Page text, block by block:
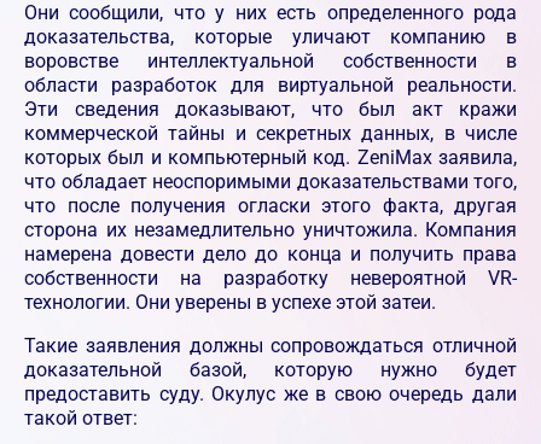
Они сообщили, что у них есть определенного рода
доказательства, которые уличают компанию в
воровстве интеллектуальной собственности в
области разработок для виртуальной реальности.
Эти сведения доказывают, что был акт кражи
коммерческой тайны и секретных данных, в числе
которых был и компьютерный код. ZeniMax заявила,
что обладает неоспоримыми доказательствами того,
что после получения огласки этого факта, другая
сторона их незамедлительно уничтожила. Компания
намерена довести дело до конца и получить права
собственности на разработку невероятной VR-
технологии. Они уверены в успехе этой затеи.
Такие заявления должны сопровождаться отличной
доказательной базой, которую нужно будет
предоставить суду. Окулус же в свою очередь дали
такой ответ: